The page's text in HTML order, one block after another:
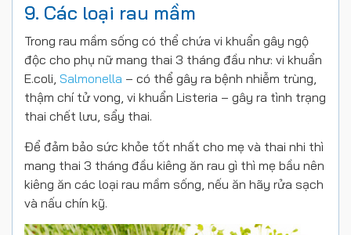
9. Các loại rau mầm
Trong rau mầm sống có thể chứa vi khuẩn gây ngộ
độc cho phụ nữ mang thai 3 tháng đầu như: vi khuẩn
E.coli, Salmonella – có thể gây ra bệnh nhiễm trùng,
thậm chí tử vong, vi khuẩn Listeria – gây ra tình trạng
thai chết lưu, sẩy thai.
Để đảm bảo sức khỏe tốt nhất cho mẹ và thai nhi thì
mang thai 3 tháng đầu kiêng ăn rau gì thì mẹ bầu nên
kiêng ăn các loại rau mầm sống, nếu ăn hãy rửa sạch
và nấu chín kỹ.